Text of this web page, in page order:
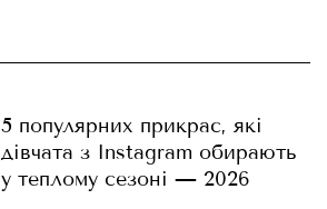
5 популярних прикрас, які
дівчата з Instagram обирають
у теплому сезоні — 2026